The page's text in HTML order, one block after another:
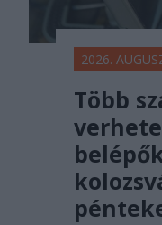
2026.
Több